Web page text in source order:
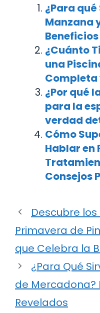
¿Para
Manzana
¿Cuánto
una
Completa
¿Por qué
para la
verdad
Cómo
Hablar en
Consejos
Descubre
Primavera de
que Celebra la
¿Para Qué
de Mercadona?
Revelados